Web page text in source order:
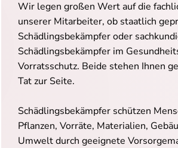
Wir legen großen Wert auf die
unserer Mitarbeiter, ob staatlich
Schädlingsbekämpfer oder
Schädlingsbekämpfer im
Vorratsschutz. Beide stehen Ihnen
Tat zur Seite.
Schädlingsbekämpfer schützen
Pflanzen, Vorräte, Materialien,
Umwelt durch geeignete